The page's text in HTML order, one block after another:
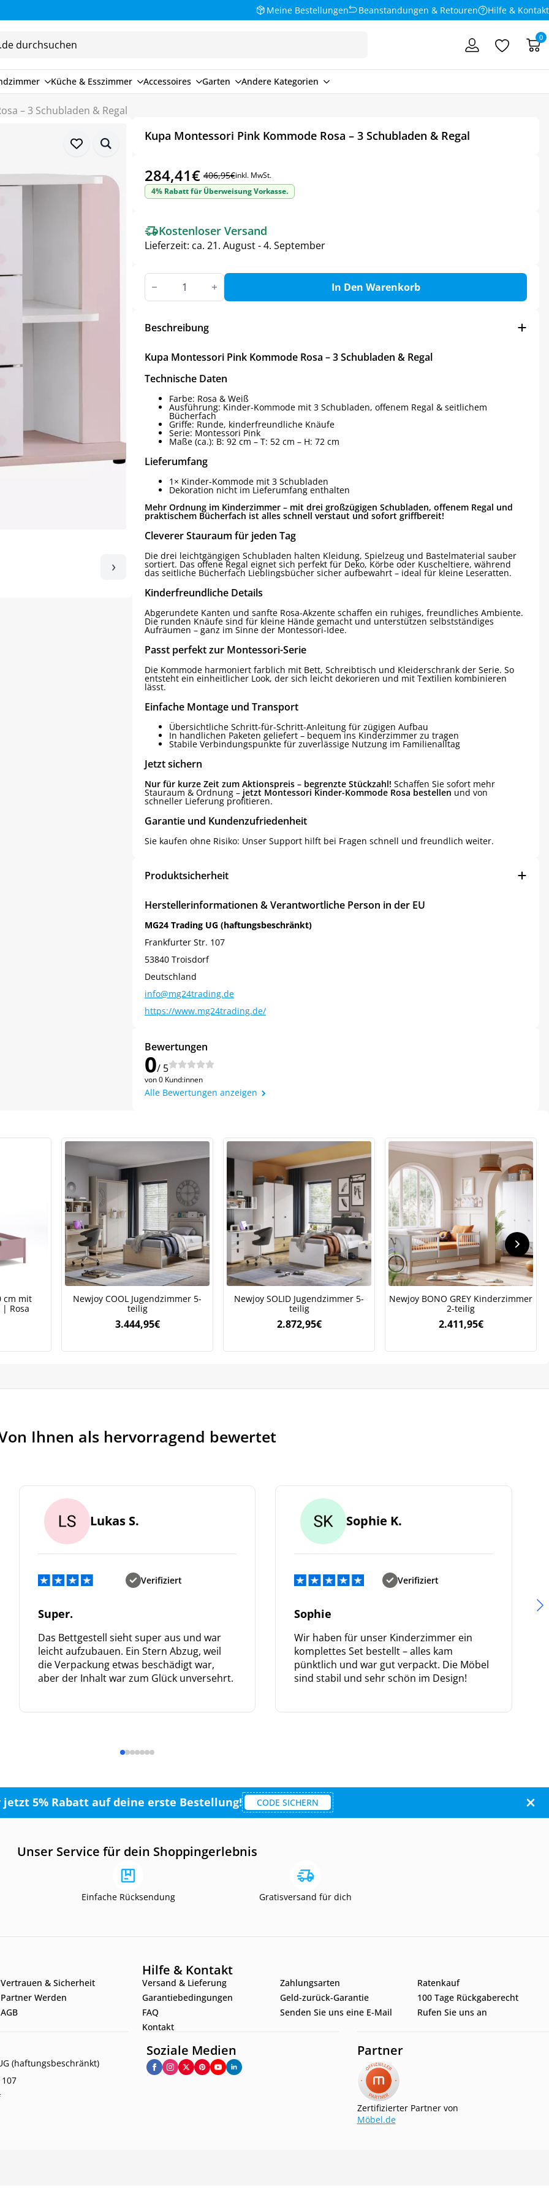
Meine Bestellungen Beanstandungen & Retouren Hilfe & Kontakt
0
Küche & Esszimmer Accessoires Garten Andere Kategorien
– 3 Schubladen & Regal
›
Kupa Montessori Pink Kommode Rosa – 3 Schubladen & Regal
406,95€
Ursprünglicher
Preis
406,95€
284,41€
Aktueller
Preis
284,41€.
inkl. MwSt.
4% Rabatt für Überweisung Vorkasse.
Kostenloser Versand
Lieferzeit: ca. 21. August - 4. September
Kupa
Montessori
Pink
–
&
Regal
Menge
In Den Warenkorb
Beschreibung
Kupa Montessori Pink Kommode Rosa – 3 Schubladen & Regal
Technische Daten
Farbe: Rosa & Weiß
Ausführung: Kinder-Kommode mit 3 Schubladen, offenem Regal & seitlichem
Bücherfach
Griffe: Runde, kinderfreundliche Knäufe
Serie: Montessori Pink
Maße (ca.): B: 92 cm – T: 52 cm – H: 72 cm
Lieferumfang
1× Kinder-Kommode mit 3 Schubladen
Dekoration nicht im Lieferumfang enthalten
Mehr Ordnung im Kinderzimmer – mit drei großzügigen Schubladen, offenem Regal und
praktischem Bücherfach ist alles schnell verstaut und sofort griffbereit!
Cleverer Stauraum für jeden Tag
Die drei leichtgängigen Schubladen halten Kleidung, Spielzeug und Bastelmaterial sauber
sortiert. Das offene Regal eignet sich perfekt für Deko, Körbe oder Kuscheltiere, während
das seitliche Bücherfach Lieblingsbücher sicher aufbewahrt – ideal für kleine Leseratten.
Kinderfreundliche Details
Abgerundete Kanten und sanfte Rosa-Akzente schaffen ein ruhiges, freundliches Ambiente.
Die runden Knäufe sind für kleine Hände gemacht und unterstützen selbstständiges
Aufräumen – ganz im Sinne der Montessori-Idee.
Passt perfekt zur Montessori-Serie
Die Kommode harmoniert farblich mit Bett, Schreibtisch und Kleiderschrank der Serie. So
entsteht ein einheitlicher Look, der sich leicht dekorieren und mit Textilien kombinieren
lässt.
Einfache Montage und Transport
Übersichtliche Schritt-für-Schritt-Anleitung für zügigen Aufbau
In handlichen Paketen geliefert – bequem ins Kinderzimmer zu tragen
Stabile Verbindungspunkte für zuverlässige Nutzung im Familienalltag
Jetzt sichern
Nur für kurze Zeit zum Aktionspreis – begrenzte Stückzahl! Schaffen Sie sofort mehr
Stauraum & Ordnung – jetzt Montessori Kinder-Kommode Rosa bestellen und von
schneller Lieferung profitieren.
Garantie und Kundenzufriedenheit
Sie kaufen ohne Risiko: Unser Support hilft bei Fragen schnell und freundlich weiter.
Produktsicherheit
Herstellerinformationen & Verantwortliche Person in der EU
MG24 Trading UG (haftungsbeschränkt)
Frankfurter Str. 107
53840 Troisdorf
Deutschland
info@mg24trading.de
https://www.mg24trading.de/
Bewertungen
0/ 5
von 0 Kund:innen
Alle Bewertungen anzeigen
cm mit
Rosa
Newjoy COOL Jugendzimmer 5-
teilig
3.444,95€
Newjoy SOLID Jugendzimmer 5-
teilig
2.872,95€
Newjoy BONO GREY Kinderzimmer
2-teilig
2.411,95€
Ihnen als hervorragend bewertet
Lukas S.
Verifiziert
Super.
Das Bettgestell sieht super aus und war
leicht aufzubauen. Ein Stern Abzug, weil
die Verpackung etwas beschädigt war,
aber der Inhalt war zum Glück unversehrt.
Sophie K.
Verifiziert
Sophie
Wir haben für unser Kinderzimmer ein
komplettes Set bestellt – alles kam
pünktlich und war gut verpackt. Die Möbel
sind stabil und sehr schön im Design!
jetzt 5% Rabatt auf deine erste Bestellung! CODE SICHERN
Unser Service für dein Shoppingerlebnis
Einfache Rücksendung Gratisversand für dich
Vertrauen & Sicherheit
Partner Werden
AGB
Hilfe & Kontakt
Versand & Lieferung Zahlungsarten
Ratenkauf
Garantiebedingungen
Geld-zurück-Garantie
100 Tage Rückgaberecht
FAQ
Senden Sie uns eine E-Mail
Rufen Sie uns an
Kontakt
(haftungsbeschränkt)
Soziale Medien Partner
Zertifizierter Partner von
Möbel.de
auf Ihre erste Bestellung sichern!
Bleiben Sie auf dem Laufenden über Neuigkeiten und Angebote.
Lesen Sie unsere
Datenschutzrichtlinie.